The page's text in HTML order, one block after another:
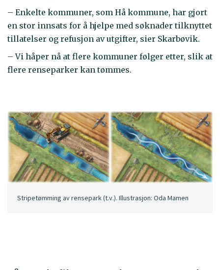
– Enkelte kommuner, som Hå kommune, har gjort
en stor innsats for å hjelpe med søknader tilknyttet
tillatelser og refusjon av utgifter, sier Skarbøvik.
– Vi håper nå at flere kommuner følger etter, slik at
flere renseparker kan tømmes.
Stripetømming av rensepark (t.v.). Illustrasjon: Oda Mamen